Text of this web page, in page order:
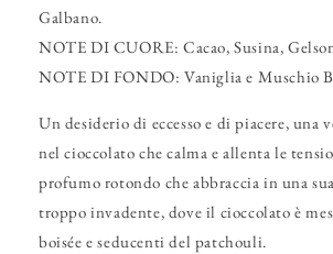
Galbano.
NOTE DI CUORE: Cacao, Susina,
NOTE DI FONDO: Vaniglia e Muschio
Un desiderio di eccesso e di piacere, una
nel cioccolato che calma e allenta le
profumo rotondo che abbraccia in una
troppo invadente, dove il cioccolato è
boisée e seducenti del patchouli.